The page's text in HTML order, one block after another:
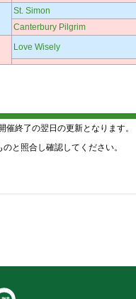
St. Simon
Canterbury Pilgrim
Love Wisely
終了の翌日の更新となります。
と照合し確認してください。